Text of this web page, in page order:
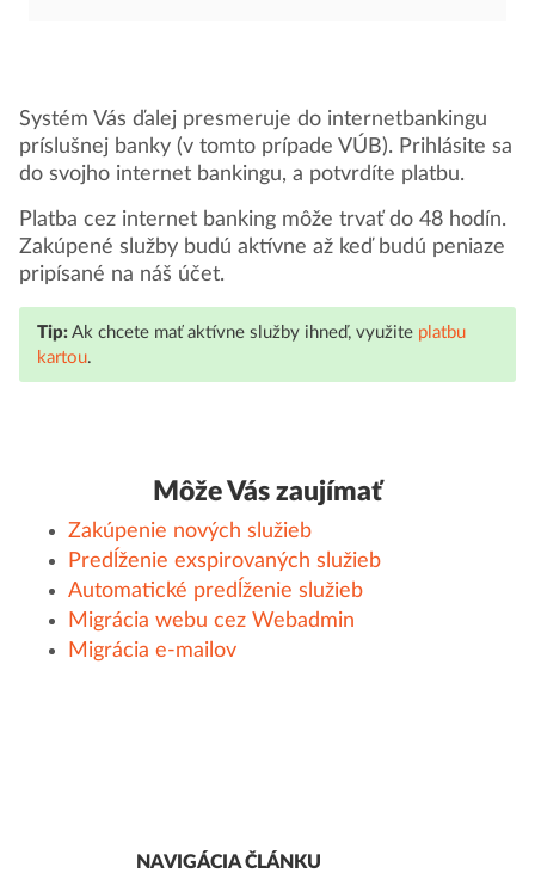
Systém Vás ďalej presmeruje do internetbankingu
príslušnej banky (v tomto prípade VÚB). Prihlásite sa
do svojho internet bankingu, a potvrdíte platbu.
Platba cez internet banking môže trvať do 48 hodín.
Zakúpené služby budú aktívne až keď budú peniaze
pripísané na náš účet.
Tip:Ak chcete mať aktívne služby ihneď, využite platbu
kartou.
Môže Vás zaujímať
Zakúpenie nových služieb
Predĺženie exspirovaných služieb
Automatické predĺženie služieb
Migrácia webu cez Webadmin
Migrácia e-mailov
NAVIGÁCIA ČLÁNKU